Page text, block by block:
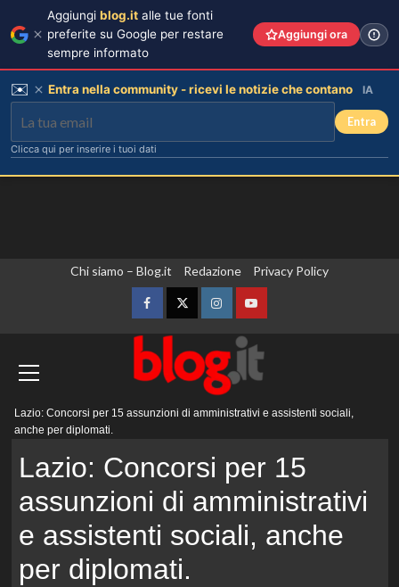
Chi siamo – Blog.it Redazione Privacy Policy
FacebookTwitterInstagramYouTube
principale
Lazio: Concorsi per 15 assunzioni di amministrativi e assistenti sociali,
anche per diplomati.
Lazio: Concorsi per 15
assunzioni di amministrativi
e assistenti sociali, anche
per diplomati.
Aggiungi blog.it alle tue fonti
preferite su Google per restare
sempre informato
Aggiungi ora
✉️ Entra nella community - ricevi le notizie che contano IA
Entra
Clicca qui per inserire i tuoi dati